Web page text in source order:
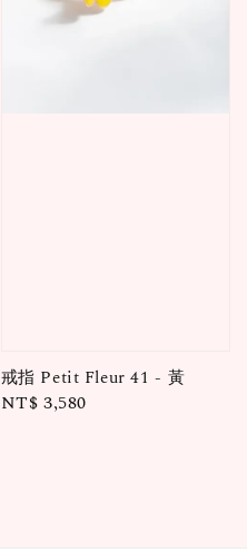
戒指 Petit Fleur 41 - 黃
Regular
NT$ 3,580